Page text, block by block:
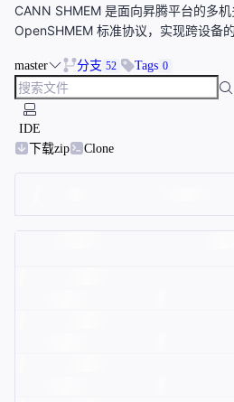
CANN SHMEM 是面向昇腾平台的多
OpenSHMEM 标准协议，实现跨设备
master 分支 52 Tags 0
IDE
下载zip
Clone